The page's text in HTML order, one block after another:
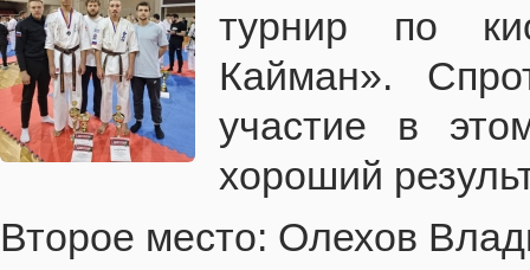
турнир по
Кайман».
участие в
хороший
Второе место: Олехов